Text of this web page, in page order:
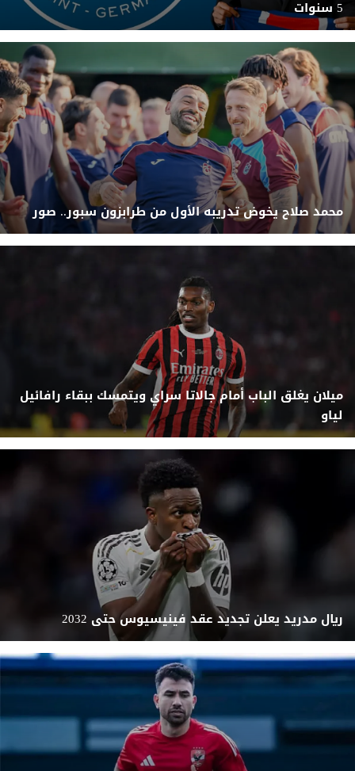
5 سنوات
محمد صلاح يخوض تدريبه الأول من طرابزون سبور.. صور
ميلان يغلق الباب أمام جالاتا سراي ويتمسك ببقاء رافائيل
لياو
ريال مدريد يعلن تجديد عقد فينيسيوس حتى 2032